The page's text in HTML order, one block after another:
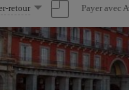
retour Payer avec